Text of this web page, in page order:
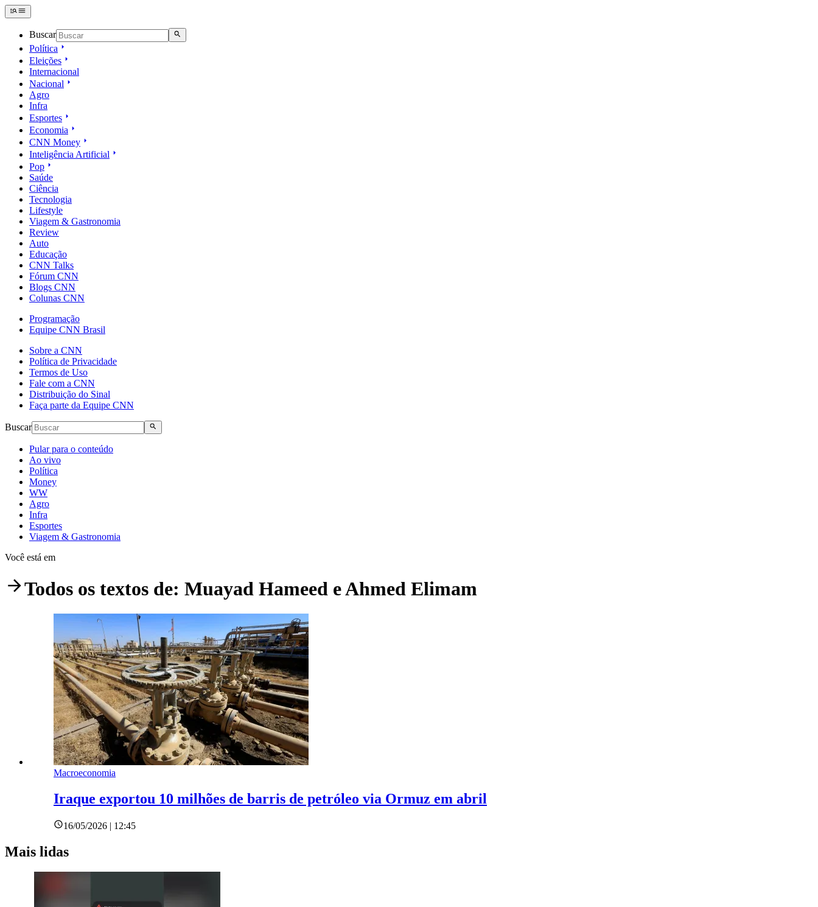
Buscar
Política
Eleições
Internacional
Nacional
Agro
Infra
Esportes
Economia
CNN Money
Inteligência Artificial
Pop
Saúde
Ciência
Tecnologia
Lifestyle
Viagem & Gastronomia
Review
Auto
Educação
CNN Talks
Fórum CNN
Blogs CNN
Colunas CNN
Programação
Equipe CNN Brasil
Sobre a CNN
Política de Privacidade
Termos de Uso
Fale com a CNN
Distribuição do Sinal
Faça parte da Equipe CNN
Buscar
Pular para o conteúdo
Ao vivo
Política
Money
WW
Agro
Infra
Esportes
Viagem & Gastronomia
Você está em
Todos os textos de: Muayad Hameed e Ahmed Elimam
Macroeconomia
Iraque exportou 10 milhões de barris de petróleo via Ormuz em abril
16/05/2026 | 12:45
Mais lidas